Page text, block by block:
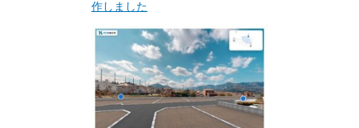
作しました